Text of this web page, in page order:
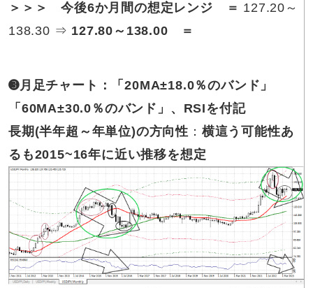
＞＞＞ 今後6か月間の想定レンジ ＝ 127.20～
138.30 ⇒ 127.80～138.00 ＝
➌月足チャート：「20MA±18.0％のバンド」
「60MA±30.0％のバンド」、RSIを付記
長期(半年超～年単位)の方向性 ： 横這う可能性あ
るも2015~16年に近い推移を想定